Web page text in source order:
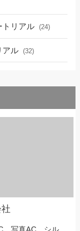
トリアル (24)
アル (32)
、写真AC、シル